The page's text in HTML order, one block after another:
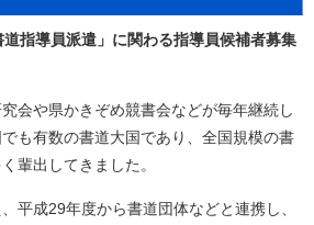
指導員派遣」に関わる指導員候補者募集
会や県かきぞめ競書会などが毎年継続し
も有数の書道大国であり、全国規模の書
輩出してきました。
平成29年度から書道団体などと連携し、